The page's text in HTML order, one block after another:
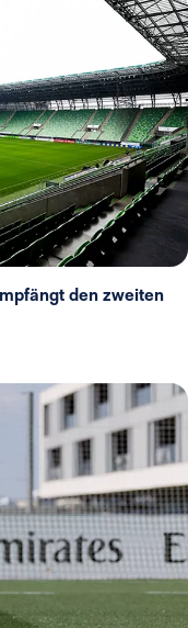
den zweiten